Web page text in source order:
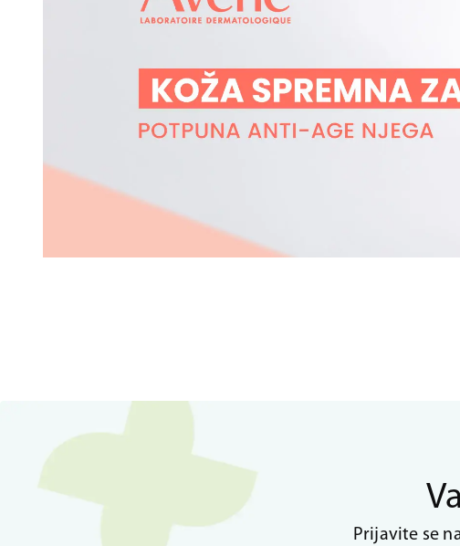
Prijavite se